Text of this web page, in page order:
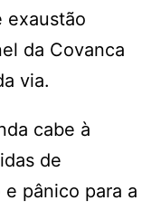
exaustão
da Covanca
via.
cabe à
de
pânico para a